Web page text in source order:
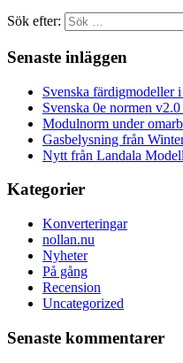
Sök efter:
Senaste inläggen
Svenska färdigmodeller
Svenska 0e normen
Modulnorm under
Gasbelysning från
Nytt från Landala
Kategorier
Konverteringar
nollan.nu
Nyheter
På gång
Recension
Uncategorized
Senaste kommentarer